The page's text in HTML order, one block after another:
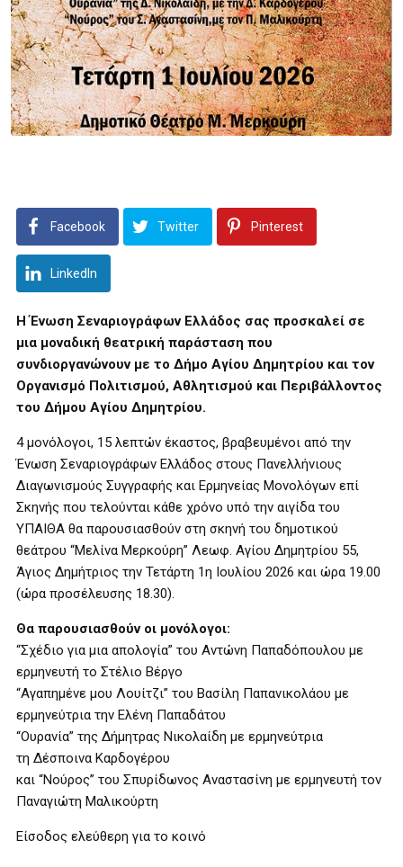
Facebook Twitter Pinterest
LinkedIn
Η Ένωση Σεναριογράφων Ελλάδος σας προσκαλεί σε
μια μοναδική θεατρική παράσταση που
συνδιοργανώνουν με το Δήμο Αγίου Δημητρίου και τον
Οργανισμό Πολιτισμού, Αθλητισμού και Περιβάλλοντος
του Δήμου Αγίου Δημητρίου.
4 μονόλογοι, 15 λεπτών έκαστος, βραβευμένοι από την
Ένωση Σεναριογράφων Ελλάδος στους Πανελλήνιους
Διαγωνισμούς Συγγραφής και Ερμηνείας Μονολόγων επί
Σκηνής που τελούνται κάθε χρόνο υπό την αιγίδα του
ΥΠΑΙΘΑ θα παρουσιασθούν στη σκηνή του δημοτικού
θεάτρου “Μελίνα Μερκούρη” Λεωφ. Αγίου Δημητρίου 55,
Άγιος Δημήτριος την Τετάρτη 1η Ιουλίου 2026 και ώρα 19.00
(ώρα προσέλευσης 18.30).
Θα παρουσιασθούν οι μονόλογοι:
“Σχέδιο για μια απολογία” του Αντώνη Παπαδόπουλου με
ερμηνευτή το Στέλιο Βέργο
“Αγαπημένε μου Λουίτζι” του Βασίλη Παπανικολάου με
ερμηνεύτρια την Ελένη Παπαδάτου
“Ουρανία” της Δήμητρας Νικολαίδη με ερμηνεύτρια
τη Δέσποινα Καρδογέρου
και “Νούρος” του Σπυρίδωνος Αναστασίνη με ερμηνευτή τον
Παναγιώτη Μαλικούρτη
Είσοδος ελεύθερη για το κοινό